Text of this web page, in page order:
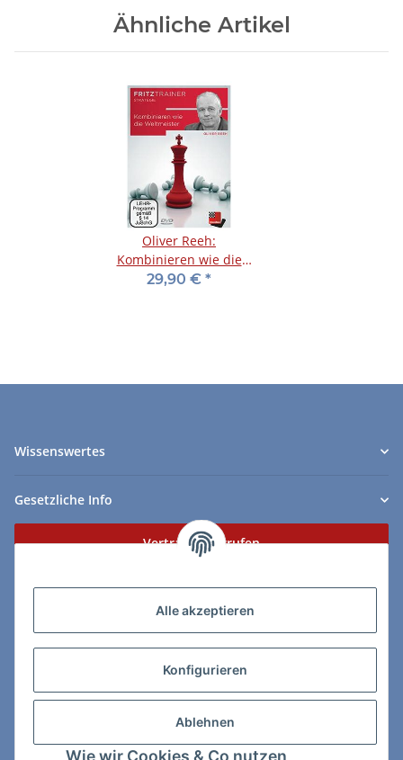
Alle akzeptieren
Konfigurieren
Ablehnen
Wie wir Cookies & Co nutzen
Ähnliche Artikel
Oliver Reeh:
Kombinieren wie die
Weltmeister
29,90 € *
Wissenswertes
Gesetzliche Info
Vertrag widerrufen
ChessWare Schachversand